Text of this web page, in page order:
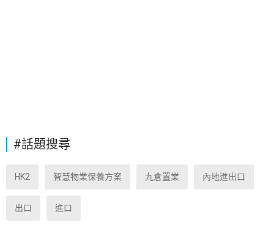
#話題搜尋
HK2 智慧物業保養方案 九倉置業 內地進出口
出口 進口